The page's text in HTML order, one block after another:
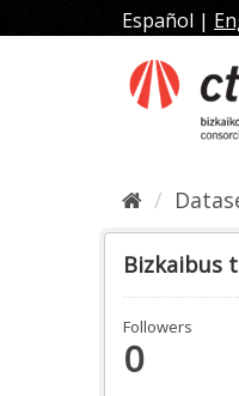
to
Español |
Bizkaibus
Followers
0